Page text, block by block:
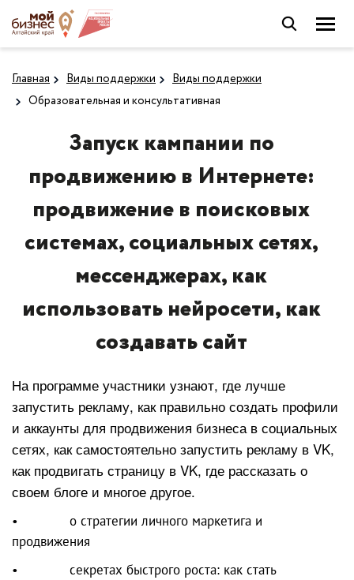
Главная Виды поддержки
Виды поддержки
Образовательная и консультативная
Запуск кампании по
продвижению в Интернете:
продвижение в поисковых
системах, социальных сетях,
мессенджерах, как
использовать нейросети, как
создавать сайт
На программе участники узнают, где лучше
запустить рекламу, как правильно создать профили
и аккаунты для продвижения бизнеса в социальных
сетях, как самостоятельно запустить рекламу в VK,
как продвигать страницу в VK, где рассказать о
своем блоге и многое другое.
• о стратегии личного маркетига и
продвижения
• секретах быстрого роста: как стать